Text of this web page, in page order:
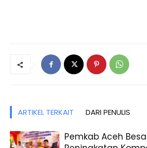
ARTIKEL TERKAIT DARI PENULIS
Pemkab Aceh